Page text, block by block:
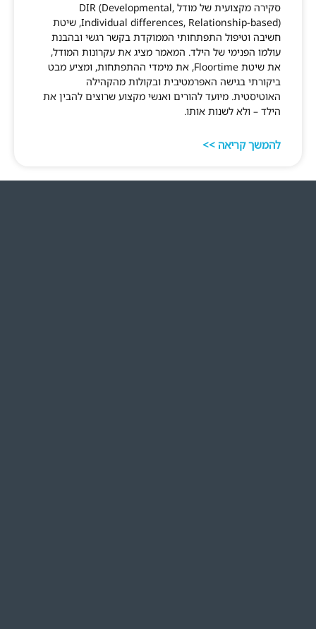
סקירה מקצועית של מודל DIR (Developmental,
Individual differences, Relationship-based), שיטת
חשיבה וטיפול התפתחותי הממוקדת בקשר רגשי ובהבנת
עולמו הפנימי של הילד. המאמר מציג את עקרונות המודל,
את שיטת Floortime, את מימדי ההתפתחות, ומציע מבט
ביקורתי בגישה האפרמטיבית ובקולות מהקהילה
האוטיסטית. מיועד להורים ואנשי מקצוע שרוצים להבין את
הילד – ולא לשנות אותו.
להמשך קריאה >>